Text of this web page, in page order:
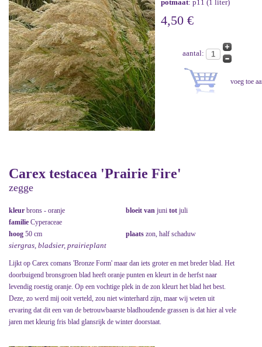
potmaat: p11 (1 liter)
4,50 €
aantal:
Carex testacea 'Prairie Fire'
zegge
kleur brons - oranje bloeit van juni tot juli
familie Cyperaceae
hoog 50 cm plaats zon, half schaduw
siergras, bladsier, prairieplant
Lijkt op Carex comans 'Bronze Form' maar dan iets groter en met breder blad. Het
doorbuigend bronsgroen blad heeft oranje punten en kleurt in de herfst naar
levendig roestig oranje. Op een vochtige plek in de zon kleurt het blad het best.
Deze, zo werd mij ooit verteld, zou niet winterhard zijn, maar wij weten uit
ervaring dat dit een van de betrouwbaarste bladhoudende grassen is dat hier al vele
jaren met kleurig fris blad glansrijk de winter doorstaat.